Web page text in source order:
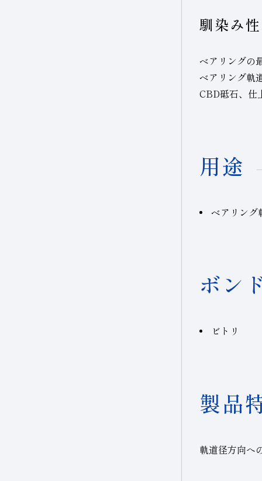
馴染み
ベアリングの
ベアリング軌
CBD砥石、仕
用途
ベアリング
ボン
ビトリ
製品
軌道径方向へ